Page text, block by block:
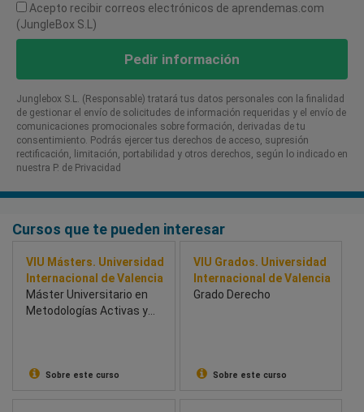
Acepto recibir correos electrónicos de aprendemas.com
(JungleBox S.L)
Pedir información
Junglebox S.L. (Responsable) tratará tus datos personales con la finalidad
de gestionar el envío de solicitudes de información requeridas y el envío de
comunicaciones promocionales sobre formación, derivadas de tu
consentimiento. Podrás ejercer tus derechos de acceso, supresión
rectificación, limitación, portabilidad y otros derechos, según lo indicado en
nuestra P. de Privacidad​
Cursos que te pueden interesar
VIU Másters. Universidad
Internacional de Valencia
Máster Universitario en
Metodologías Activas y
Sobre este curso
VIU Grados. Universidad
Internacional de Valencia
Grado Derecho
Sobre este curso